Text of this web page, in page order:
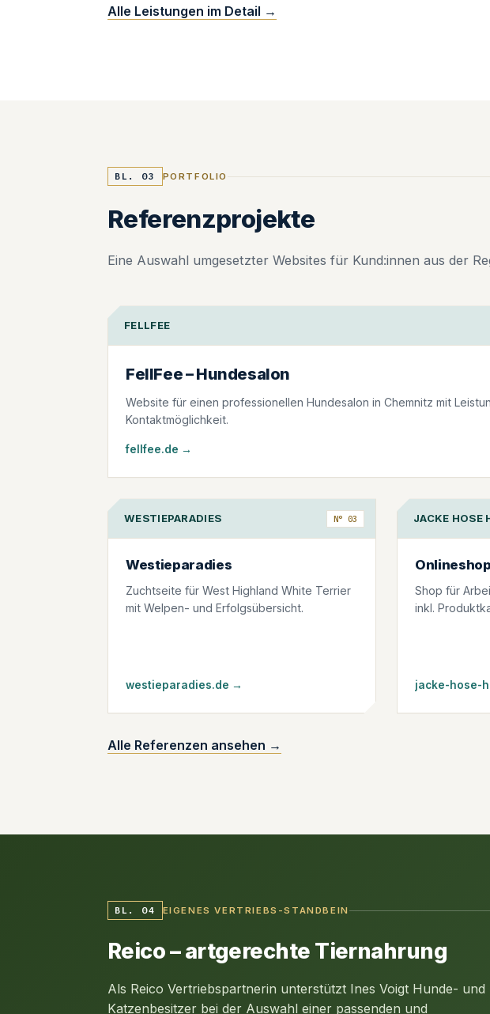
Alle Leistungen im Detail →
BL. 03 PORTFOLIO
Referenzprojekte
Eine Auswahl umgesetzter Websites für Kund:innen aus der
FELLFEE
FellFee – Hundesalon
Website für einen professionellen Hundesalon in Chemnitz mit
Kontaktmöglichkeit.
fellfee.de →
N° 03
WESTIEPARADIES
Westieparadies
Zuchtseite für West Highland White Terrier
mit Welpen- und Erfolgsübersicht.
westieparadies.de →
JACKE HOSE
Shop für
inkl.
jacke-hose-
Alle Referenzen ansehen →
BL. 04 EIGENES VERTRIEBS-STANDBEIN
Reico – artgerechte Tiernahrung
Als Reico Vertriebspartnerin unterstützt Ines Voigt Hunde- und
Katzenbesitzer bei der Auswahl einer passenden und